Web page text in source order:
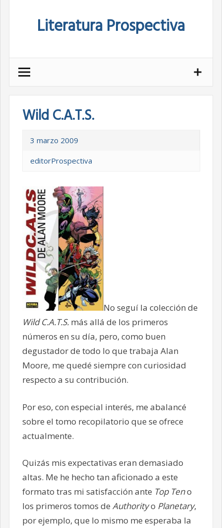
Literatura Prospectiva
Wild C.A.T.S.
3 marzo 2009
editorProspectiva
No seguí la colección de
Wild C.A.T.S.más allá de los primeros
números en su día, pero, como buen
degustador de todo lo que trabaja Alan
Moore, me quedé siempre con curiosidad
respecto a su contribución.
Por eso, con especial interés, me abalancé
sobre el tomo recopilatorio que se ofrece
actualmente.
Quizás mis expectativas eran demasiado
altas. Me he hecho tan aficionado a este
formato tras mi satisfacción ante Top Teno
los primeros tomos de Authorityo Planetary,
por ejemplo, que lo mismo me esperaba la